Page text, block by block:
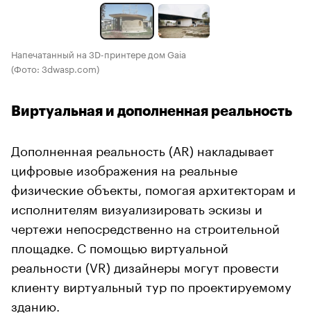
Напечатанный на 3D-принтере дом Gaia
(Фото: 3dwasp.com)
Виртуальная и дополненная реальность
Дополненная реальность (AR) накладывает
цифровые изображения на реальные
физические объекты, помогая архитекторам и
исполнителям визуализировать эскизы и
чертежи непосредственно на строительной
площадке. С помощью виртуальной
реальности (VR) дизайнеры могут провести
клиенту виртуальный тур по проектируемому
зданию.